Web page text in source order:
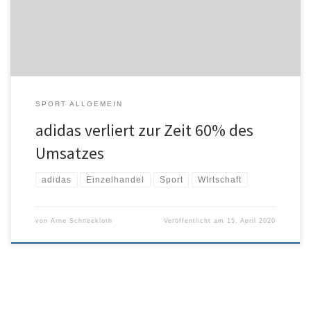
SPORT ALLGEMEIN
adidas verliert zur Zeit 60% des
Umsatzes
adidas Einzelhandel Sport WIrtschaft
von Arne Schneekloth Veröffentlicht am 15. April 2020